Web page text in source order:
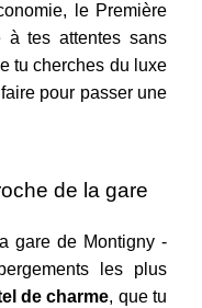
le Première
à tes attentes sans
tu cherches du luxe
pour passer une
de la gare
gare de Montigny -
les plus
de charme, que tu